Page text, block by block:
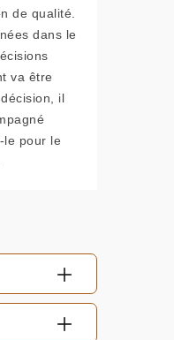
de qualité.
dans le
va être
il
le pour le